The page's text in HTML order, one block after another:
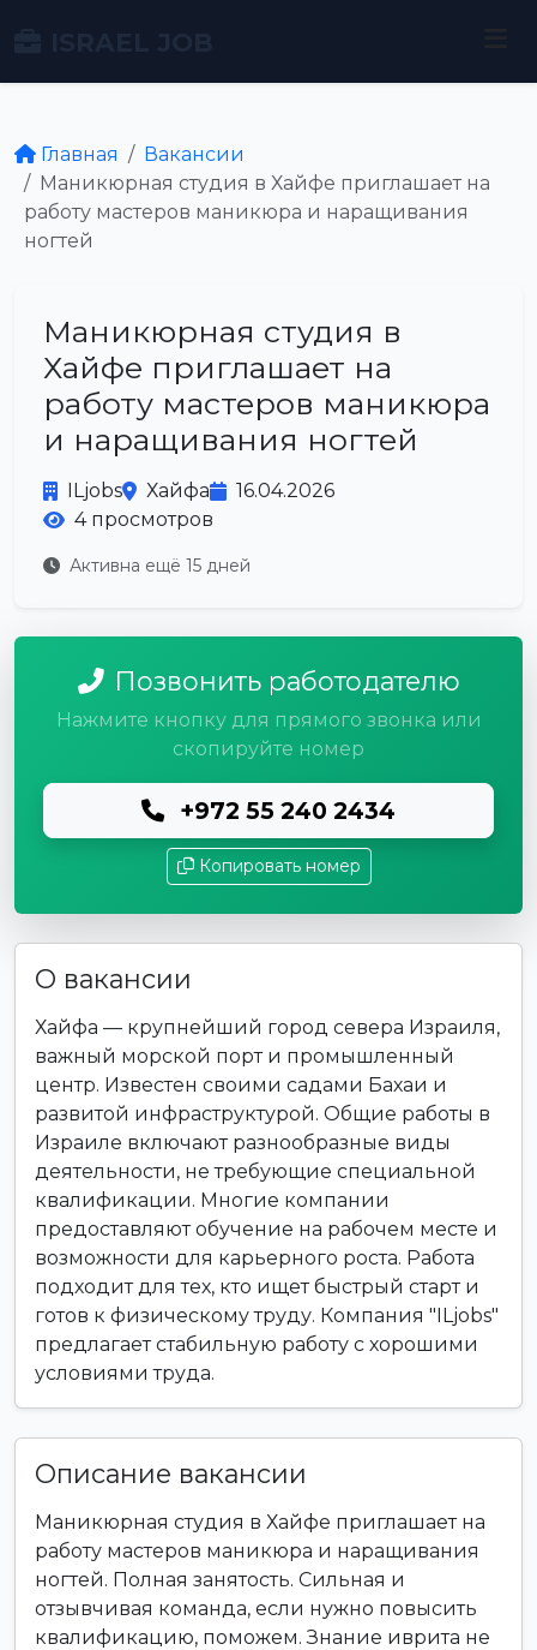
Главная
Вакансии
Маникюрная студия в Хайфе приглашает на
работу мастеров маникюра и наращивания
ногтей
Маникюрная студия в
Хайфе приглашает на
работу мастеров маникюра
и наращивания ногтей
ILjobs Хайфа
16.04.2026
4 просмотров
Активна ещё 15 дней
Позвонить работодателю
Нажмите кнопку для прямого звонка или
скопируйте номер
+972 55 240 2434
Копировать номер
О вакансии
Хайфа — крупнейший город севера Израиля,
важный морской порт и промышленный
центр. Известен своими садами Бахаи и
развитой инфраструктурой. Общие работы в
Израиле включают разнообразные виды
деятельности, не требующие специальной
квалификации. Многие компании
предоставляют обучение на рабочем месте и
возможности для карьерного роста. Работа
подходит для тех, кто ищет быстрый старт и
готов к физическому труду. Компания "ILjobs"
предлагает стабильную работу с хорошими
условиями труда.
Описание вакансии
Маникюрная студия в Хайфе приглашает на
работу мастеров маникюра и наращивания
ногтей. Полная занятость. Сильная и
отзывчивая команда, если нужно повысить
квалификацию, поможем. Знание иврита не